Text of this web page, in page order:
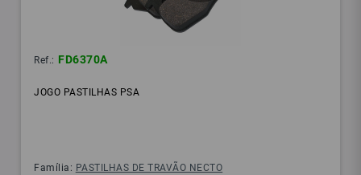
Ref.: FD6370A
JOGO PASTILHAS PSA
Família: PASTILHAS DE TRAVÃO NECTO